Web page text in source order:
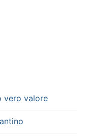
vero valore